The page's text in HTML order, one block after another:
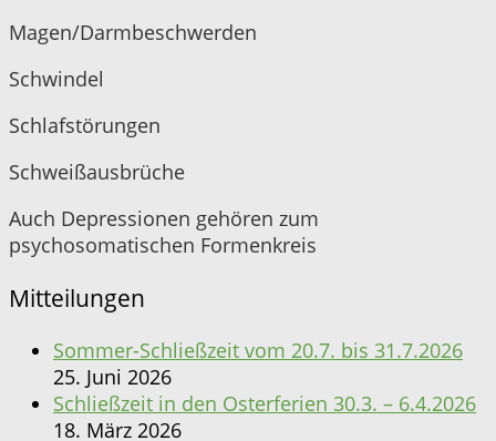
Magen/Darmbeschwerden
Schwindel
Schlafstörungen
Schweißausbrüche
Auch Depressionen gehören zum
psychosomatischen Formenkreis
Mitteilungen
Sommer-Schließzeit vom 20.7. bis 31.7.2026
25. Juni 2026
Schließzeit in den Osterferien 30.3. – 6.4.2026
18. März 2026